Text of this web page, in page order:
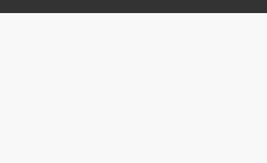
250 МО